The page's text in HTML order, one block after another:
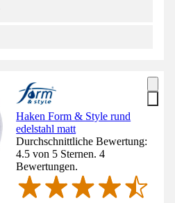
Haken Form & Style rund
edelstahl matt
Durchschnittliche Bewertung:
4.5 von 5 Sternen. 4
Bewertungen.